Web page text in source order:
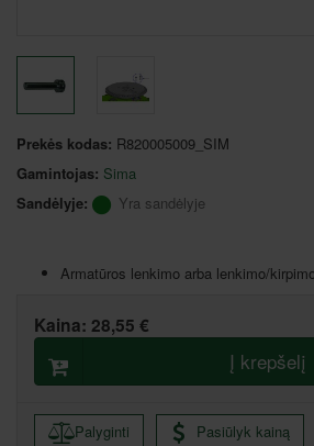
Prekės kodas: R820005009_SIM
Gamintojas: Sima
Sandėlyje:
Yra sandėlyje
Armatūros lenkimo arba lenkimo/
Kaina: 28,55 €
Į krepšelį
Palyginti Pasiūlyk kainą